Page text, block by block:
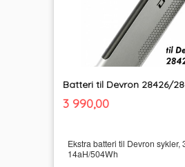
Batteri til Devron 28426/
Pris
3 990,00mva.
Ekstra batteri til Devron sykler,
14aH/504Wh